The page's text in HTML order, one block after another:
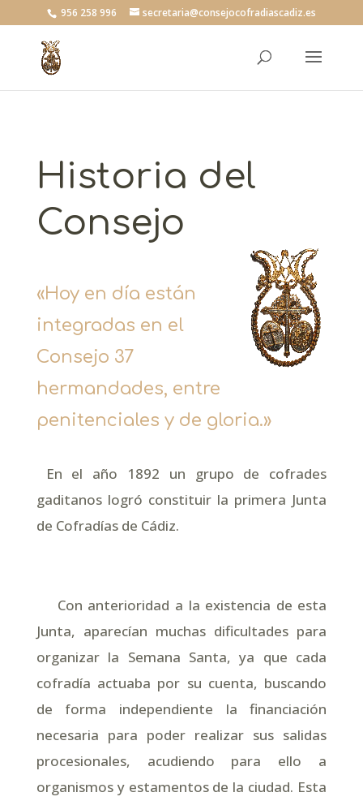
956 258 996 secretaria@consejocofradiascadiz.es
Historia del
Consejo
«Hoy en día están
integradas en el
Consejo 37
hermandades, entre
penitenciales y de gloria.»
En el año 1892 un grupo de cofrades
gaditanos logró constituir la primera Junta
de Cofradías de Cádiz.
Con anterioridad a la existencia de esta
Junta, aparecían muchas dificultades para
organizar la Semana Santa, ya que cada
cofradía actuaba por su cuenta, buscando
de forma independiente la financiación
necesaria para poder realizar sus salidas
procesionales, acudiendo para ello a
organismos y estamentos de la ciudad. Esta